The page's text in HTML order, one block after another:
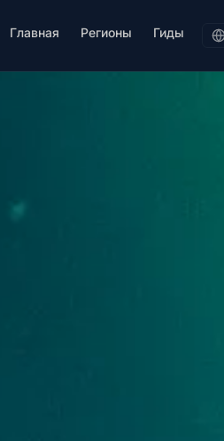
Главная Регионы Гиды